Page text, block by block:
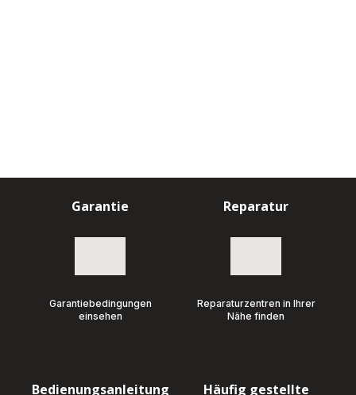
Garantie
Garantiebedingungen
einsehen
Reparatur
Reparaturzentren in Ihrer
Nähe finden
Bedienungsanleitung Häufig gestellte